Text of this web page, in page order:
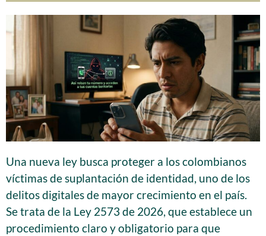
Una nueva ley busca proteger a los colombianos
víctimas de suplantación de identidad, uno de los
delitos digitales de mayor crecimiento en el país.
Se trata de la Ley 2573 de 2026, que establece un
procedimiento claro y obligatorio para que